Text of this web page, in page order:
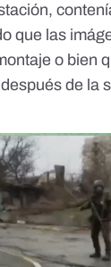
que las
o bien
de la